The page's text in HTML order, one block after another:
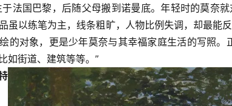
法国巴黎，后随父母搬到诺曼底。年轻时的莫奈
虽以练笔为主，线条粗旷，人物比例失调，却最能
的对象，更是少年莫奈与其幸福家庭生活的写照。
如街道、建筑等等。”